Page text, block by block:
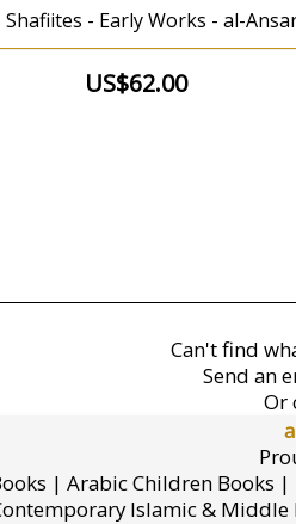
Shafiites - Early Works - al-
US$62.00
Can't find
Send an
Or
| Arabic Children Books
Islamic &